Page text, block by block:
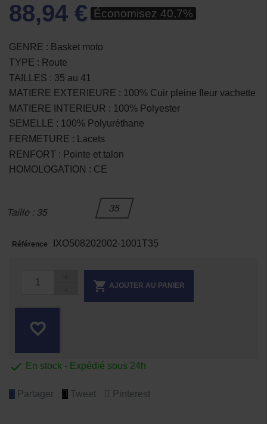
88,94 € Économisez 40,7%
GENRE : Basket moto
TYPE : Route
TAILLES : 35 au 41
MATIERE EXTERIEURE : 100% Cuir pleine fleur vachette
MATIERE INTERIEUR : 100% Polyester
SEMELLE : 100% Polyuréthane
FERMETURE : Lacets
RENFORT : Pointe et talon
HOMOLOGATION : CE
Taille : 35 35
Référence IXO508202002-1001T35
 AJOUTER AU PANIER
favorite_border
 En stock - Expédié sous 24h
Partager Tweet Pinterest